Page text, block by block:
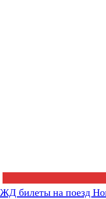
ЖД билеты на поезд